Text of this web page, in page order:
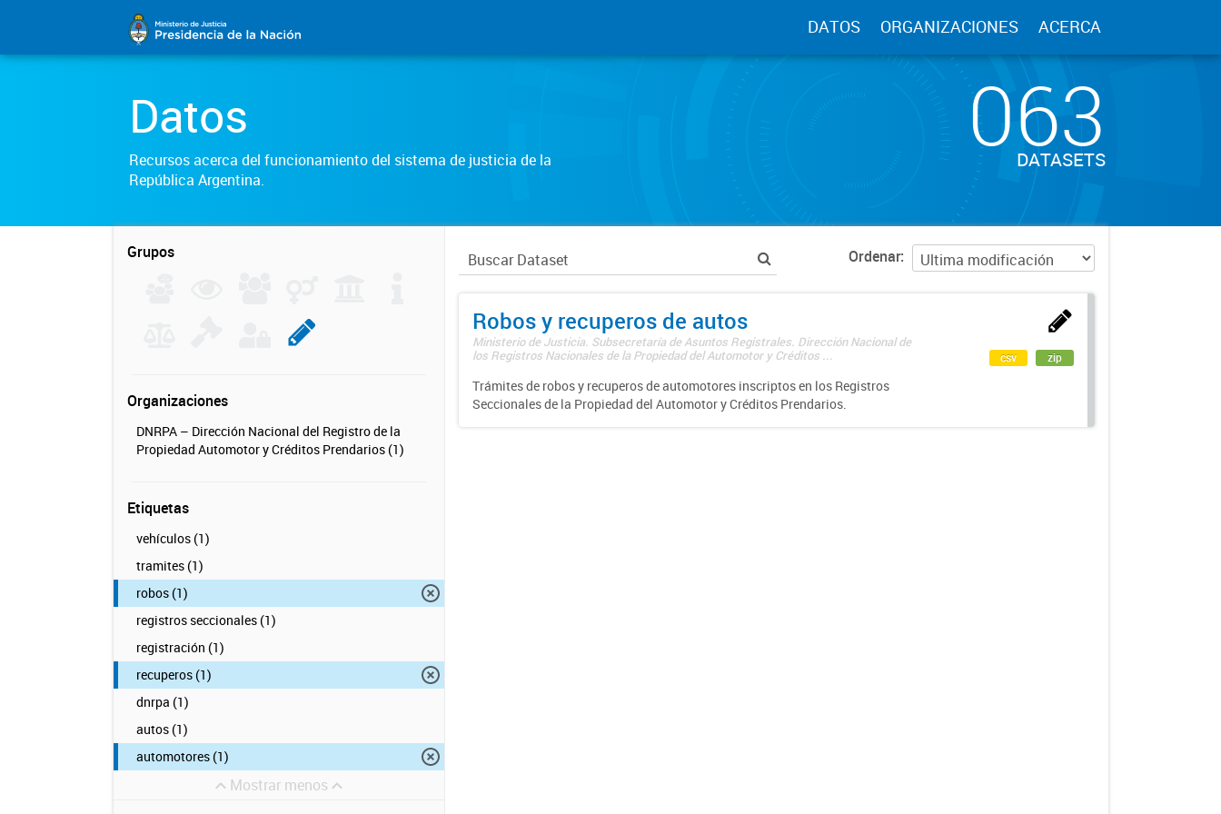
DATOS ORGANIZACIONES ACERCA
Datos
Recursos acerca del funcionamiento del sistema de justicia de la
República Argentina.
063
DATASETS
Grupos
Organizaciones
DNRPA – Dirección Nacional del Registro de la
Propiedad Automotor y Créditos Prendarios (1)
Etiquetas
vehículos (1)
tramites (1)
robos (1)
registros seccionales (1)
registración (1)
recuperos (1)
dnrpa (1)
autos (1)
automotores (1)
Mostrar menos
Ordenar
Robos y recuperos de autos
Ministerio de Justicia. Subsecretaría de Asuntos Registrales. Dirección Nacional de
los Registros Nacionales de la Propiedad del Automotor y Créditos ...
Trámites de robos y recuperos de automotores inscriptos en los Registros
Seccionales de la Propiedad del Automotor y Créditos Prendarios.
csv zip